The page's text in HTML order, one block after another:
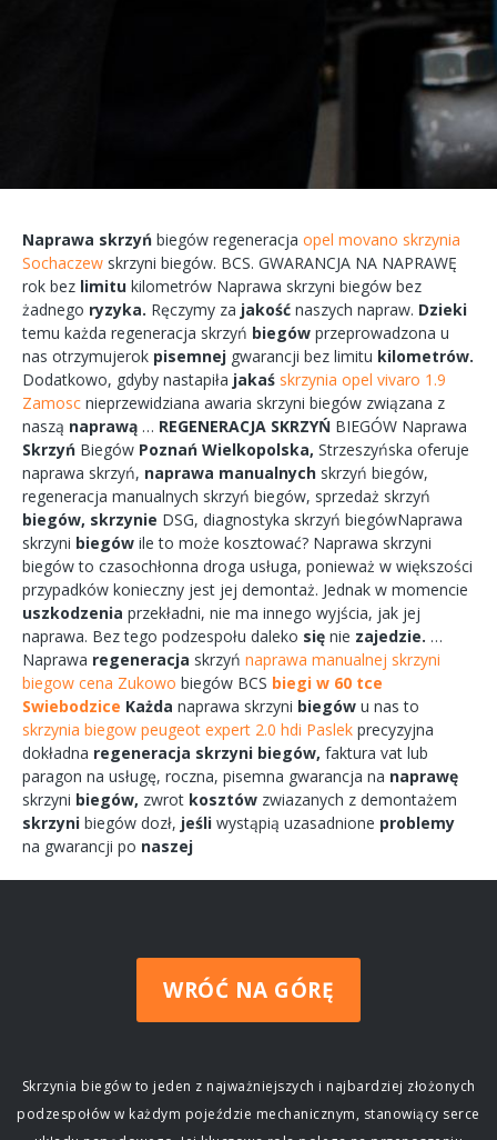
Naprawa skrzyń biegów regeneracja opel movano skrzynia
Sochaczew skrzyni biegów. BCS. GWARANCJA NA NAPRAWĘ
rok bez limitu kilometrów Naprawa skrzyni biegów bez
żadnego ryzyka. Ręczymy za jakość naszych napraw. Dzieki
temu każda regeneracja skrzyń biegów przeprowadzona u
nas otrzymujerok pisemnej gwarancji bez limitu kilometrów.
Dodatkowo, gdyby nastapiła jakaś skrzynia opel vivaro 1.9
Zamosc nieprzewidziana awaria skrzyni biegów związana z
naszą naprawą … REGENERACJA SKRZYŃ BIEGÓW Naprawa
Skrzyń Biegów Poznań Wielkopolska, Strzeszyńska oferuje
naprawa skrzyń, naprawa manualnych skrzyń biegów,
regeneracja manualnych skrzyń biegów, sprzedaż skrzyń
biegów, skrzynie DSG, diagnostyka skrzyń biegówNaprawa
skrzyni biegów ile to może kosztować? Naprawa skrzyni
biegówto czasochłonna droga usługa, ponieważ w większości
przypadków konieczny jest jej demontaż. Jednak w momencie
uszkodzenia przekładni, nie ma innego wyjścia, jak jej
naprawa. Bez tego podzespołu daleko się nie zajedzie. …
Naprawa regeneracja skrzyń naprawa manualnej skrzyni
biegow cena Zukowo biegów BCS biegi w 60 tce
Swiebodzice Każda naprawa skrzyni biegów u nas to
skrzynia biegow peugeot expert 2.0 hdi Paslek precyzyjna
dokładna regeneracja skrzyni biegów, faktura vat lub
paragon na usługę, roczna, pisemna gwarancja na naprawę
skrzyni biegów, zwrot kosztów zwiazanych z demontażem
skrzyni biegów dozł, jeśli wystąpią uzasadnione problemy
na gwarancji po naszej
WRÓĆ NA GÓRĘ
Skrzynia biegów to jeden z najważniejszych i najbardziej złożonych
podzespołów w każdym pojeździe mechanicznym, stanowiący serce